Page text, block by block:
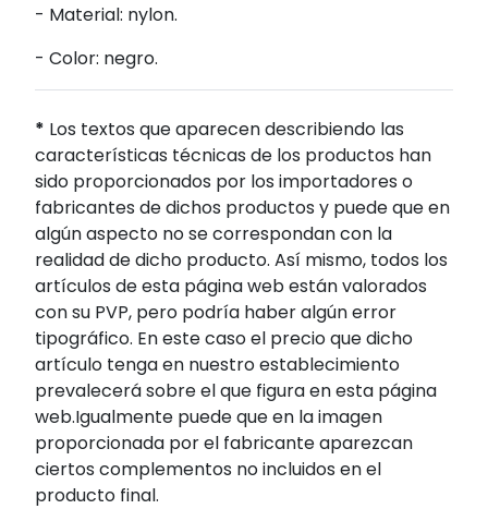
- Material: nylon.
- Color: negro.
* Los textos que aparecen describiendo las
características técnicas de los productos han
sido proporcionados por los importadores o
fabricantes de dichos productos y puede que en
algún aspecto no se correspondan con la
realidad de dicho producto. Así mismo, todos los
artículos de esta página web están valorados
con su PVP, pero podría haber algún error
tipográfico. En este caso el precio que dicho
artículo tenga en nuestro establecimiento
prevalecerá sobre el que figura en esta página
web.Igualmente puede que en la imagen
proporcionada por el fabricante aparezcan
ciertos complementos no incluidos en el
producto final.